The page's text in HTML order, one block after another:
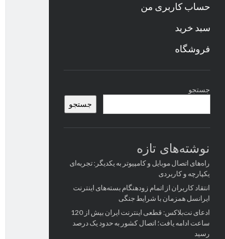
حساب کاربری من
سبد خرید
فروشگاه
کناری
جستجو
جستجو
نوشته‌های تازه
راه‌های اتصال موبایل و کامپیوتر به یکدیگر: تجربه‌ای
یکپارچه و کاربردی
انتقاد کاربران از اتمام زودهنگام بسته‌های اینترنت
ایرانسل همزمان با شرایط جنگی
ادعای نت‌بلاکس: قطعی اینترنت ایران بیش از 120
ساعت ادامه یافت؛ اتصال کشور به حدود یک درصد
رسید